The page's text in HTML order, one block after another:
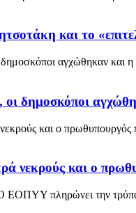
και το
οι δημοσκόποι
νεκρούς και ο